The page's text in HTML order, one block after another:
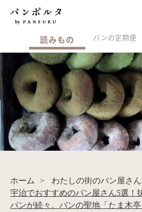
読みもの パンの定期便
ホーム > わたしの街のパン屋さん
宇治でおすすめのパン屋さん5選！
パンが続々。パンの聖地「たま木亭